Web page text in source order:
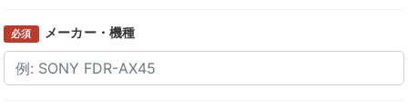
必須 メーカー・機種